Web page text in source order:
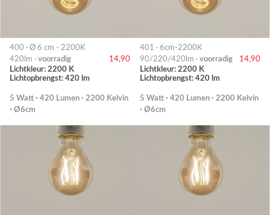
400 · Ø 6 cm - 2200K
420lm · voorradig
14,90
Lichtkleur: 2200 K
Lichtopbrengst: 420 lm
5 Watt · 420 Lumen · 2200 Kelvin
· Ø6cm
401 · 6cm-2200K
90/220/420lm · voorradig
14,90
Lichtkleur: 2200 K
Lichtopbrengst: 420 lm
5 Watt · 420 Lumen · 2200 Kelvin
· Ø6cm